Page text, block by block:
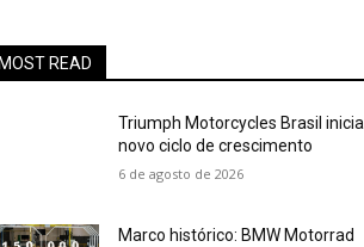
MOST READ
Triumph Motorcycles Brasil inicia
novo ciclo de crescimento
6 de agosto de 2026
Marco histórico: BMW Motorrad